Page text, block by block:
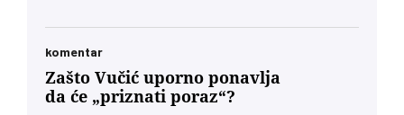
komentar
Zašto Vučić uporno ponavlja
da će „priznati poraz“?